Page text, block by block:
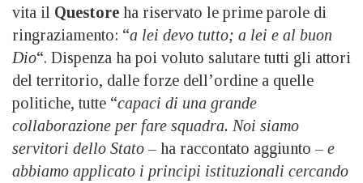
vita il Questore ha riservato le prime parole di
ringraziamento: “a lei devo tutto; a lei e al buon
Dio“. Dispenza ha poi voluto salutare tutti gli attori
del territorio, dalle forze dell’ordine a quelle
politiche, tutte “capaci di una grande
collaborazione per fare squadra. Noi siamo
servitori dello Stato – ha raccontato aggiunto – e
abbiamo applicato i principi istituzionali cercando